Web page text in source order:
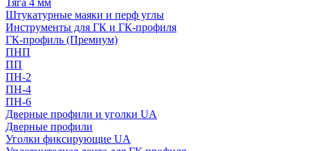
Тяга 4 мм
Штукатурные маяки и перф углы
Инструменты для ГК и ГК-профиля
ГК-профиль (Премиум)
ПНП
ПП
ПН-2
ПН-4
ПН-6
Дверные профили и уголки UA
Дверные профили
Уголки фиксирующие UA